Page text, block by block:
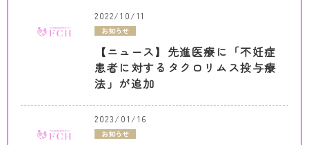
2022/10/11
お知らせ
【ニュース】先進医療に「不妊症
患者に対するタクロリムス投与療
法」が追加
2023/01/16
お知らせ